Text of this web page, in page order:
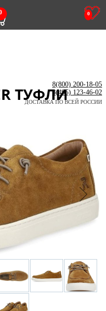
0
8(800) 200-18-05
8(495) 123-46-02
ДОСТАВКА ПО ВСЕЙ РОССИИ
ТУФЛИ